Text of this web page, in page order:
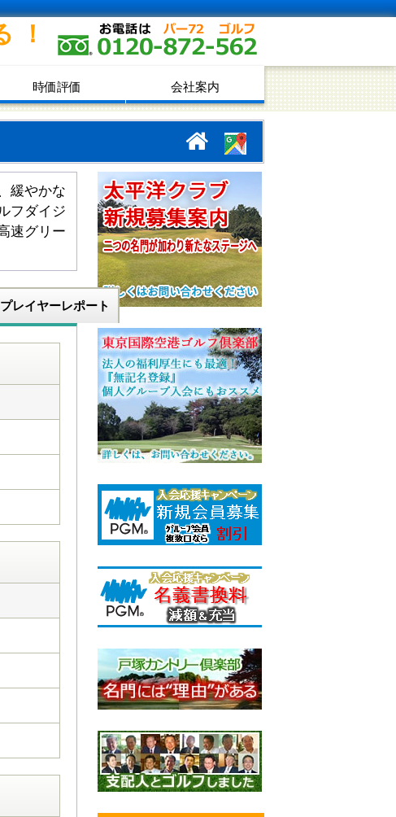
！
時価評価 会社案内
緩やかな
フダイジ
速グリー
プレイヤーレポート